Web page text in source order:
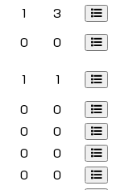
1
3
0 0
1
1
0
0
0
0
0
0
0
0